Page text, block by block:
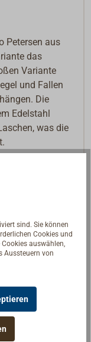
Petersen aus
das
Variante
und Fallen
Die
Edelstahl
was die
Wir
(Art.
sind. Sie können
Cookies und
auswählen,
Aussteuern von